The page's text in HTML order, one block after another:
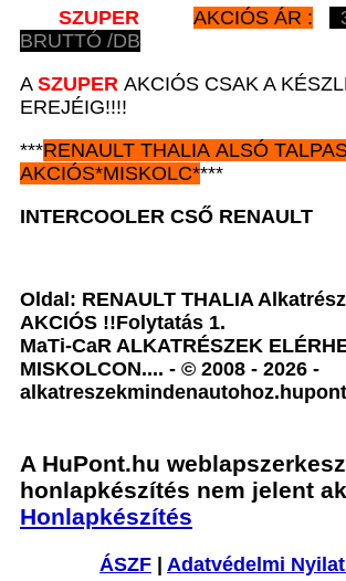
SZUPER AKCIÓS ÁR :
BRUTTÓ /DB
A SZUPER AKCIÓS CSAK A
EREJÉIG!!!!
***RENAULT THALIA ALSÓ
AKCIÓS*MISKOLC****
INTERCOOLER CSŐ RENAULT
Oldal: RENAULT THALIA
AKCIÓS !!Folytatás 1.
MaTi-CaR ALKATRÉSZEK
MISKOLCON.... - © 2008 - 2026 -
A HuPont.hu
honlapkészítés nem jelent
Honlapkészítés
ÁSZF Adatvédelmi